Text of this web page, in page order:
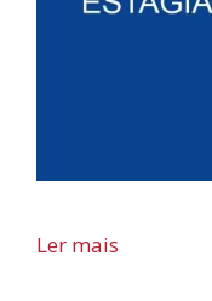
Ler mais